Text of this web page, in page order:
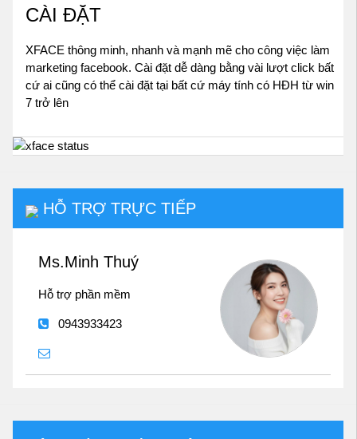
CÀI ĐẶT
XFACE thông minh, nhanh và mạnh mẽ cho công việc làm
marketing facebook. Cài đặt dễ dàng bằng vài lượt click bất
cứ ai cũng có thể cài đặt tại bất cứ máy tính có HĐH từ win
7 trở lên
HỖ TRỢ TRỰC TIẾP
Ms.Minh Thuý
Hỗ trợ phần mềm
0943933423